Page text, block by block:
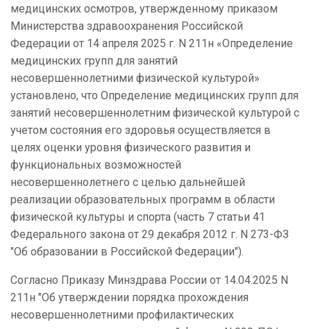
медицинских осмотров, утвержденному приказом
Министерства здравоохранения Российской
Федерации от 14 апреля 2025 г. N 211н «Определение
медицинских групп для занятий
несовершеннолетними физической культурой»
установлено, что Определение медицинских групп для
занятий несовершеннолетним физической культурой с
учетом состояния его здоровья осуществляется в
целях оценки уровня физического развития и
функциональных возможностей
несовершеннолетнего с целью дальнейшей
реализации образовательных программ в области
физической культуры и спорта (часть 7 статьи 41
Федерального закона от 29 декабря 2012 г. N 273-ФЗ
"Об образовании в Российской Федерации").
Согласно Приказу Минздрава России от 14.04.2025 N
211н "Об утверждении порядка прохождения
несовершеннолетними профилактических